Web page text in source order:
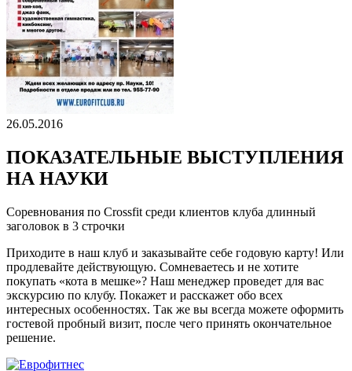
26.05.2016
ПОКАЗАТЕЛЬНЫЕ ВЫСТУПЛЕНИЯ
НА НАУКИ
Соревнования по Crossfit среди клиентов клуба длинный
заголовок в 3 строчки
Приходите в наш клуб и заказывайте себе годовую карту! Или
продлевайте действующую. Сомневаетесь и не хотите
покупать «кота в мешке»? Наш менеджер проведет для вас
экскурсию по клубу. Покажет и расскажет обо всех
интересных особенностях. Так же вы всегда можете оформить
гостевой пробный визит, после чего принять окончательное
решение.